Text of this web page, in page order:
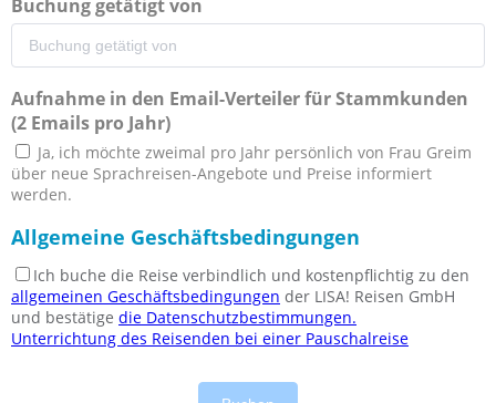
Buchung getätigt von
Aufnahme in den Email-Verteiler für Stammkunden
(2 Emails pro Jahr)
Ja, ich möchte zweimal pro Jahr persönlich von Frau Greim
über neue Sprachreisen-Angebote und Preise informiert
werden.
Allgemeine Geschäftsbedingungen
Ich buche die Reise verbindlich und kostenpflichtig zu den
allgemeinen Geschäftsbedingungen der LISA! Reisen GmbH
und bestätige die Datenschutzbestimmungen.
Unterrichtung des Reisenden bei einer Pauschalreise